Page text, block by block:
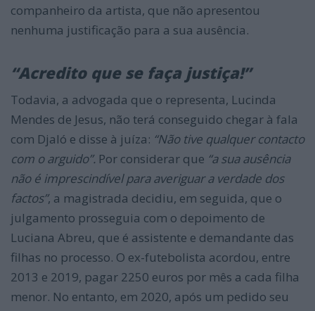
companheiro da artista, que não apresentou
nenhuma justificação para a sua ausência.
“Acredito que se faça justiça!”
Todavia, a advogada que o representa, Lucinda
Mendes de Jesus, não terá conseguido chegar à fala
com Djaló e disse à juíza: “Não tive qualquer contacto
com o arguido”. Por considerar que “a sua ausência
não é imprescindível para averiguar a verdade dos
factos”, a magistrada decidiu, em seguida, que o
julgamento prosseguia com o depoimento de
Luciana Abreu, que é assistente e demandante das
filhas no processo. O ex-futebolista acordou, entre
2013 e 2019, pagar 2250 euros por mês a cada filha
menor. No entanto, em 2020, após um pedido seu